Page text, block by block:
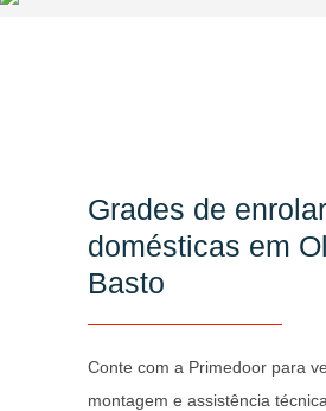
Grades de enrolar
domésticas em
Basto
Conte com a Primedoor para
montagem e assistência